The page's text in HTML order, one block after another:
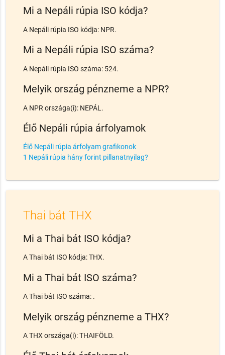
Mi a Nepáli rúpia ISO kódja?
A Nepáli rúpia ISO kódja: NPR.
Mi a Nepáli rúpia ISO száma?
A Nepáli rúpia ISO száma: 524.
Melyik ország pénzneme a NPR?
A NPR országa(i): NEPÁL.
Élő Nepáli rúpia árfolyamok
Élő Nepáli rúpia árfolyam grafikonok
1 Nepáli rúpia hány forint pillanatnyilag?
Thai bát THX
Mi a Thai bát ISO kódja?
A Thai bát ISO kódja: THX.
Mi a Thai bát ISO száma?
A Thai bát ISO száma: .
Melyik ország pénzneme a THX?
A THX országa(i): THAIFÖLD.